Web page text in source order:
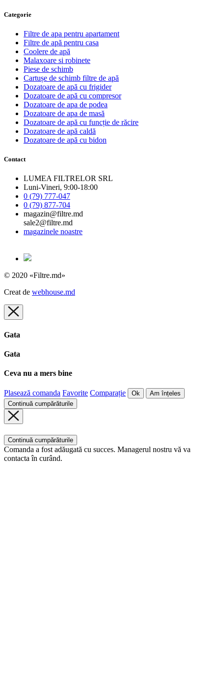
Сategorie
Filtre de apa pentru apartament
Filtre de apă pentru casa
Coolere de apă
Malaxoare si robinete
Piese de schimb
Cartușe de schimb filtre de apă
Dozatoare de apă cu frigider
Dozatoare de apă cu compresor
Dozatoare de apa de podea
Dozatoare de apa de masă
Dozatoare de apă cu funcție de răcire
Dozatoare de apă caldă
Dozatoare de apă cu bidon
Contact
LUMEA FILTRELOR SRL
Luni-Vineri, 9:00-18:00
0 (79) 777-047
0 (79) 877-704
magazin@filtre.md
sale2@filtre.md
magazinele noastre
© 2020 «Filtre.md»
Creat de webhouse.md
Gata
Gata
Ceva nu a mers bine
Plasează comanda Favorite Comparație Ok
Am înțeles
Continuă cumpărăturile
Continuă cumpărăturile
Comanda a fost adăugată cu succes. Managerul nostru vă va
contacta în curând.